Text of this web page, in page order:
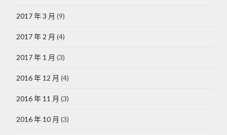
2017 年 3 月 (9)
2017 年 2 月 (4)
2017 年 1 月 (3)
2016 年 12 月 (4)
2016 年 11 月 (3)
2016 年 10 月 (3)